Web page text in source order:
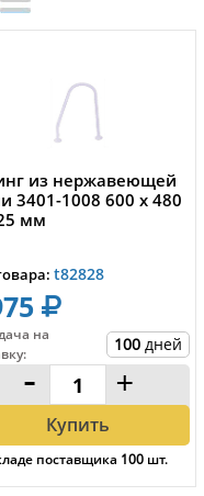
из нержавеющей
3401-1008 600 x 480
мм
t82828
на
: 100 дней
- +
Купить
поставщика 100 шт.